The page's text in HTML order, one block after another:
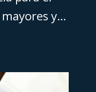
y
opción?